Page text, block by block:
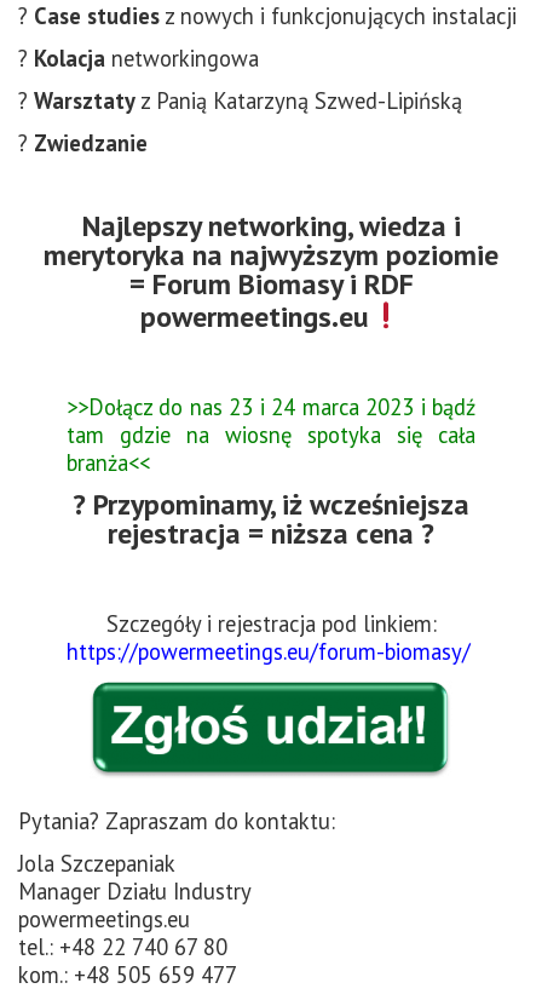
? Case studies z nowych i funkcjonujących instalacji
? Kolacja networkingowa
? Warsztaty z Panią Katarzyną Szwed-Lipińską
? Zwiedzanie
Najlepszy networking, wiedza i
merytoryka na najwyższym poziomie
= Forum Biomasy i RDF
powermeetings.eu
>>Dołącz do nas 23 i 24 marca 2023 i bądź
tam gdzie na wiosnę spotyka się cała
branża<<
? Przypominamy, iż wcześniejsza
rejestracja = niższa cena ?
Szczegóły i rejestracja pod linkiem:
https://powermeetings.eu/forum-biomasy/
Pytania? Zapraszam do kontaktu:
Jola Szczepaniak
Manager Działu Industry
powermeetings.eu
tel.: +48 22 740 67 80
kom.: +48 505 659 477